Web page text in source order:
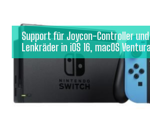
Support für Joycon-Controller
Lenkräder in iOS 16, macOS